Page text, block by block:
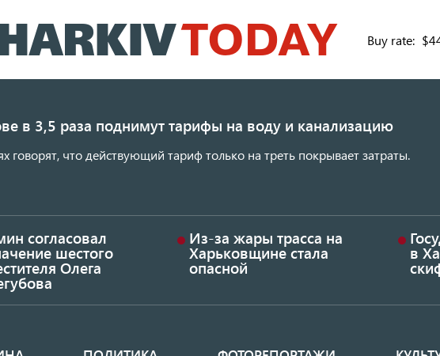
к
основному
Buy rate:
в 3,5 раза поднимут тарифы на воду и канализацию
говорят, что действующий тариф только на треть покрывает затраты.
согласовал
шестого
Олега
Из-за жары трасса на
Харьковщине стала
опасной
в